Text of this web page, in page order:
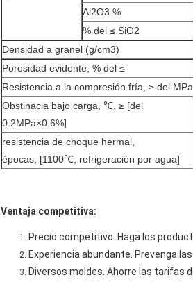
Al2O3 %
% del ≤ SiO2
Densidad a granel (g/cm3)
Porosidad evidente, % del ≤
Resistencia a la compresión fría, ≥ del MPa
Obstinacia bajo carga, ℃, ≥ [del
0.2MPa×0.6%]
resistencia de choque hermal,
épocas, [1100℃, refrigeración por agua]
Ventaja competitiva:
Precio competitivo. Haga los
Experiencia abundante. Prevenga
Diversos moldes. Ahorre las tarifas